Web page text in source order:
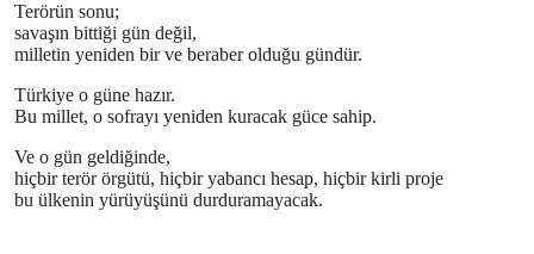
Terörün sonu;
savaşın bittiği gün değil,
milletin yeniden bir ve beraber olduğu gündür.
Türkiye o güne hazır.
Bu millet, o sofrayı yeniden kuracak güce sahip.
Ve o gün geldiğinde,
hiçbir terör örgütü, hiçbir yabancı hesap, hiçbir kirli proje
bu ülkenin yürüyüşünü durduramayacak.